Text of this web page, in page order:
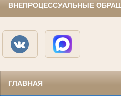
ВНЕПРОЦЕССУАЛЬНЫЕ
ГЛАВНАЯ